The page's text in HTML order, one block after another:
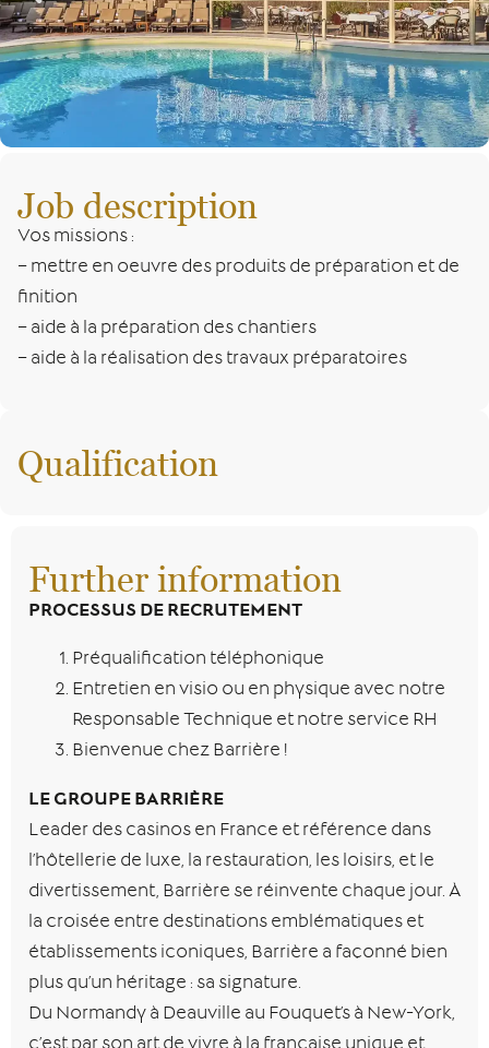
Job description
Vos missions :
– mettre en oeuvre des produits de préparation et de
finition
– aide à la préparation des chantiers
– aide à la réalisation des travaux préparatoires
Qualification
Further information
PROCESSUS DE RECRUTEMENT
Préqualification téléphonique
Entretien en visio ou en physique avec notre
Responsable Technique et notre service RH
Bienvenue chez Barrière !
LE GROUPE BARRIÈRE
Leader des casinos en France et référence dans
l’hôtellerie de luxe, la restauration, les loisirs, et le
divertissement, Barrière se réinvente chaque jour. À
la croisée entre destinations emblématiques et
établissements iconiques, Barrière a façonné bien
plus qu’un héritage : sa signature.
Du Normandy à Deauville au Fouquet’s à New-York,